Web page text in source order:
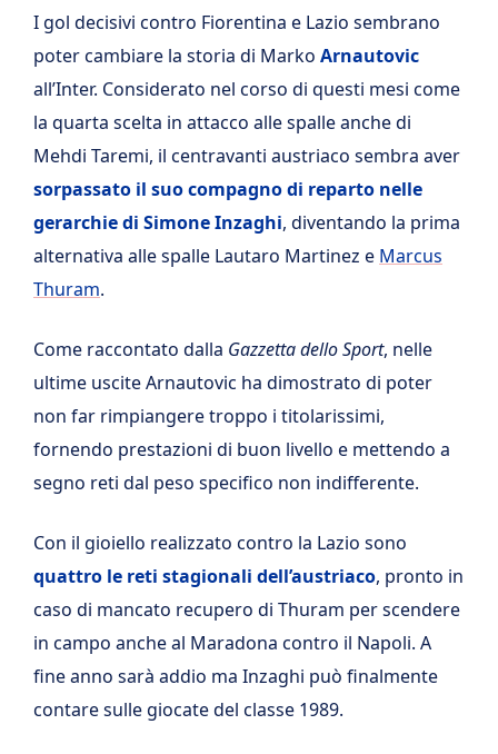
I gol decisivi contro Fiorentina e Lazio sembrano
poter cambiare la storia di Marko Arnautovic
all’Inter. Considerato nel corso di questi mesi come
la quarta scelta in attacco alle spalle anche di
Mehdi Taremi, il centravanti austriaco sembra aver
sorpassato il suo compagno di reparto nelle
gerarchie di Simone Inzaghi, diventando la prima
alternativa alle spalle Lautaro Martinez e Marcus
Thuram.
Come raccontato dalla Gazzetta dello Sport, nelle
ultime uscite Arnautovic ha dimostrato di poter
non far rimpiangere troppo i titolarissimi,
fornendo prestazioni di buon livello e mettendo a
segno reti dal peso specifico non indifferente.
Con il gioiello realizzato contro la Lazio sono
quattro le reti stagionali dell’austriaco, pronto in
caso di mancato recupero di Thuram per scendere
in campo anche al Maradona contro il Napoli. A
fine anno sarà addio ma Inzaghi può finalmente
contare sulle giocate del classe 1989.